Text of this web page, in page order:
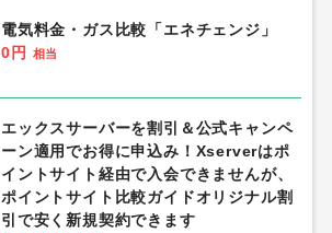
電気料金・ガス比較「エネチェンジ」
0円
相当
エックスサーバーを割引＆公式キャンペ
ーン適用でお得に申込み！Xserverはポ
イントサイト経由で入会できませんが、
ポイントサイト比較ガイドオリジナル割
引で安く新規契約できます